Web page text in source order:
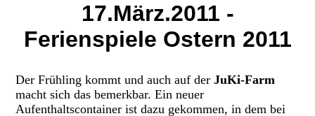
17.März.2011 -
Ferienspiele Ostern 2011
Der Frühling kommt und auch auf derJuKi-Farm
macht sich das bemerkbar. Ein neuer
Aufenthaltscontainer ist dazu gekommen, in dem bei